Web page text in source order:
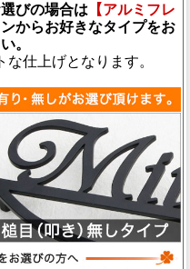
びの場合は 【アルミフレ
からお好きなタイプをお
。
仕上げとなります。